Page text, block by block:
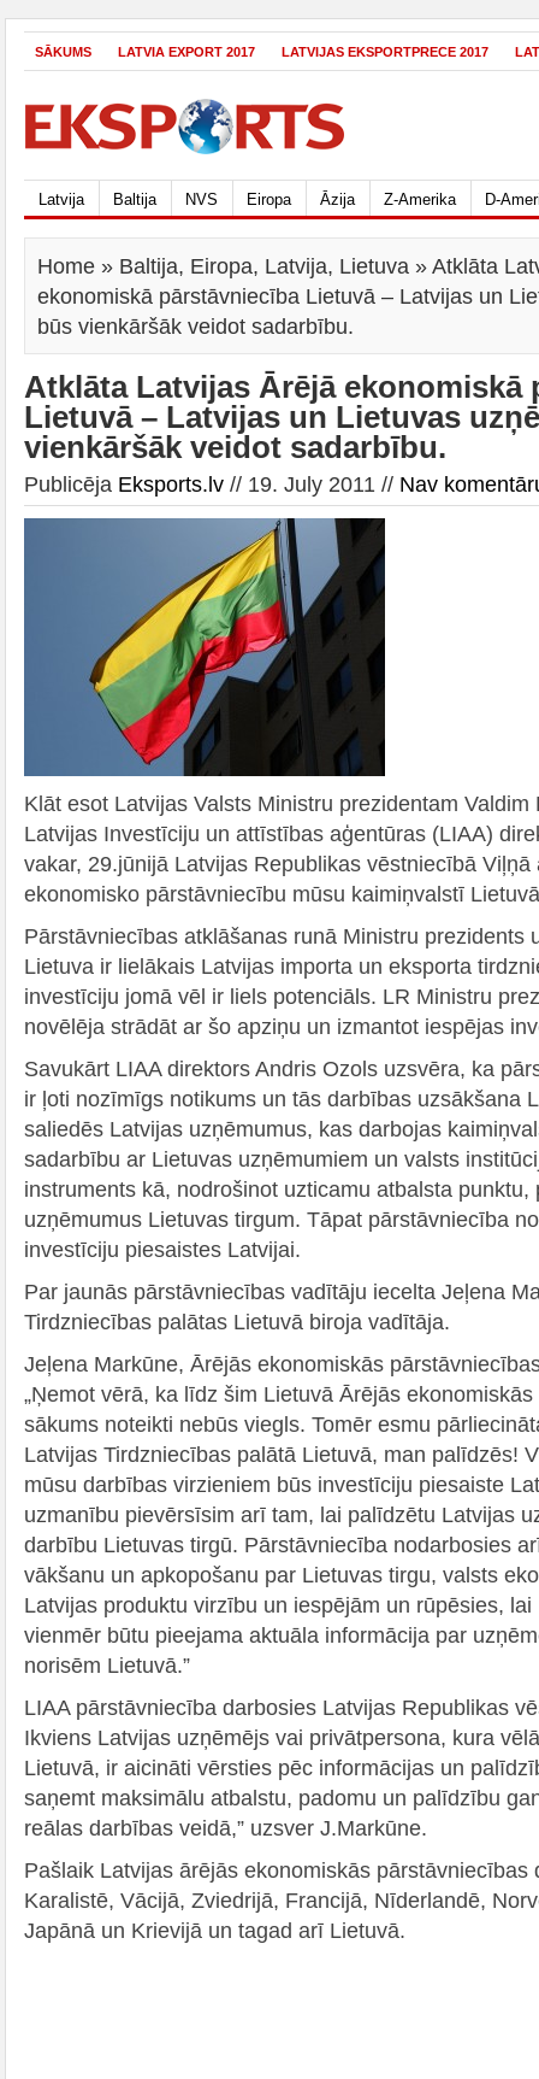
SĀKUMS LATVIA EXPORT 2017 LATVIJAS EKSPORTPRECE 2017
Latvija Baltija NVS Eiropa Āzija Z-Amerika D-
Home » Baltija, Eiropa, Latvija, Lietuva » Atklāta
ekonomiskā pārstāvniecība Lietuvā – Latvijas un
būs vienkāršāk veidot sadarbību.
Atklāta Latvijas Ārējā ekonomiskā
Lietuvā – Latvijas un Lietuvas
vienkāršāk veidot sadarbību.
Publicēja Eksports.lv // 19. July 2011 // Nav
Klāt esot Latvijas Valsts Ministru prezidentam Valdim
Latvijas Investīciju un attīstības aģentūras (LIAA)
vakar, 29.jūnijā Latvijas Republikas vēstniecībā
ekonomisko pārstāvniecību mūsu kaimiņvalstī
Pārstāvniecības atklāšanas runā Ministru prezidents
Lietuva ir lielākais Latvijas importa un eksporta
investīciju jomā vēl ir liels potenciāls. LR Ministru
novēlēja strādāt ar šo apziņu un izmantot iespējas
Savukārt LIAA direktors Andris Ozols uzsvēra, ka
ir ļoti nozīmīgs notikums un tās darbības uzsākšana
saliedēs Latvijas uzņēmumus, kas darbojas
sadarbību ar Lietuvas uzņēmumiem un valsts
instruments kā, nodrošinot uzticamu atbalsta punktu,
uzņēmumus Lietuvas tirgum. Tāpat pārstāvniecība
investīciju piesaistes Latvijai.
Par jaunās pārstāvniecības vadītāju iecelta Jeļena
Tirdzniecības palātas Lietuvā biroja vadītāja.
Jeļena Markūne, Ārējās ekonomiskās
„Ņemot vērā, ka līdz šim Lietuvā Ārējās
sākums noteikti nebūs viegls. Tomēr esmu
Latvijas Tirdzniecības palātā Lietuvā, man palīdzēs!
mūsu darbības virzieniem būs investīciju piesaiste
uzmanību pievērsīsim arī tam, lai palīdzētu Latvijas
darbību Lietuvas tirgū. Pārstāvniecība nodarbosies
vākšanu un apkopošanu par Lietuvas tirgu, valsts
Latvijas produktu virzību un iespējām un rūpēsies,
vienmēr būtu pieejama aktuāla informācija par
norisēm Lietuvā.”
LIAA pārstāvniecība darbosies Latvijas Republikas
Ikviens Latvijas uzņēmējs vai privātpersona, kura
Lietuvā, ir aicināti vērsties pēc informācijas un
saņemt maksimālu atbalstu, padomu un palīdzību
reālas darbības veidā,” uzsver J.Markūne.
Pašlaik Latvijas ārējās ekonomiskās pārstāvniecības
Karalistē, Vācijā, Zviedrijā, Francijā, Nīderlandē,
Japānā un Krievijā un tagad arī Lietuvā.